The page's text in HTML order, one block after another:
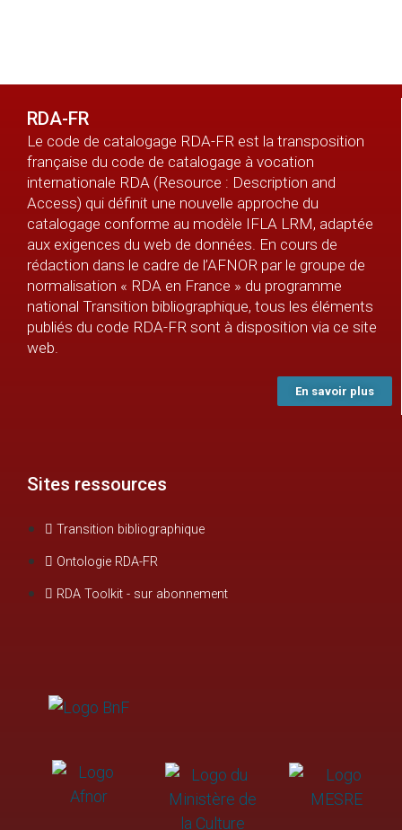
RDA-FR
Le code de catalogage RDA-FR est la transposition
française du code de catalogage à vocation
internationale RDA (Resource : Description and
Access) qui définit une nouvelle approche du
catalogage conforme au modèle IFLA LRM, adaptée
aux exigences du web de données. En cours de
rédaction dans le cadre de l’AFNOR par le groupe de
normalisation « RDA en France » du programme
national Transition bibliographique, tous les éléments
publiés du code RDA-FR sont à disposition via ce site
web.
En savoir plus
Sites ressources
Transition bibliographique
Ontologie RDA-FR
RDA Toolkit - sur abonnement